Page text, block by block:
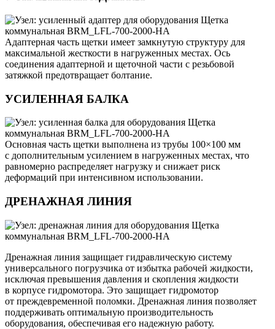
Адаптерная часть щетки имеет замкнутую структуру для
максимальной жесткости в нагруженных местах. Ось
соединения адаптерной и щеточной части с резьбовой
затяжкой предотвращает болтание.
УСИЛЕННАЯ БАЛКА
Основная часть щетки выполнена из трубы 100×100 мм
с дополнительным усилением в нагруженных местах, что
равномерно распределяет нагрузку и снижает риск
деформаций при интенсивном использовании.
ДРЕНАЖНАЯ ЛИНИЯ
Дренажная линия защищает гидравлическую систему
универсального погрузчика от избытка рабочей жидкости,
исключая превышения давления и скопления жидкости
в корпусе гидромотора. Это защищает гидромотор
от преждевременной поломки. Дренажная линия позволяет
поддерживать оптимальную производительность
оборудования, обеспечивая его надежную работу.